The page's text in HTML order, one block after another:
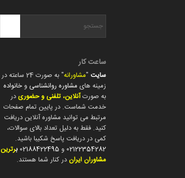
ساعت کار
سایت "مشاورانه
" به صورت 24 ساعته در
زمینه های مشاوره روانشناسی و خانواده
به صورتآنلاین، تلفنی و حضوریدر
خدمت شماست. در پایین تمام صفحات
مرتبط می توانید مشاوره آنلاین دریافت
کنید. فقط به دلیل تعداد بالای سوالات،
کمی در دریافت پاسخ شکیبا باشید.
02122354282 و 02188422495 برترین
مشاوران ایراندر کنار شما هستند.